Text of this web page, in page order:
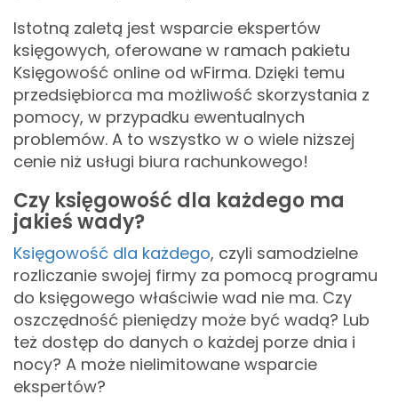
Istotną zaletą jest wsparcie ekspertów
księgowych, oferowane w ramach pakietu
Księgowość online od wFirma. Dzięki temu
przedsiębiorca ma możliwość skorzystania z
pomocy, w przypadku ewentualnych
problemów. A to wszystko w o wiele niższej
cenie niż usługi biura rachunkowego!
Czy księgowość dla każdego ma
jakieś wady?
Księgowość dla każdego, czyli samodzielne
rozliczanie swojej firmy za pomocą programu
do księgowego właściwie wad nie ma. Czy
oszczędność pieniędzy może być wadą? Lub
też dostęp do danych o każdej porze dnia i
nocy? A może nielimitowane wsparcie
ekspertów?